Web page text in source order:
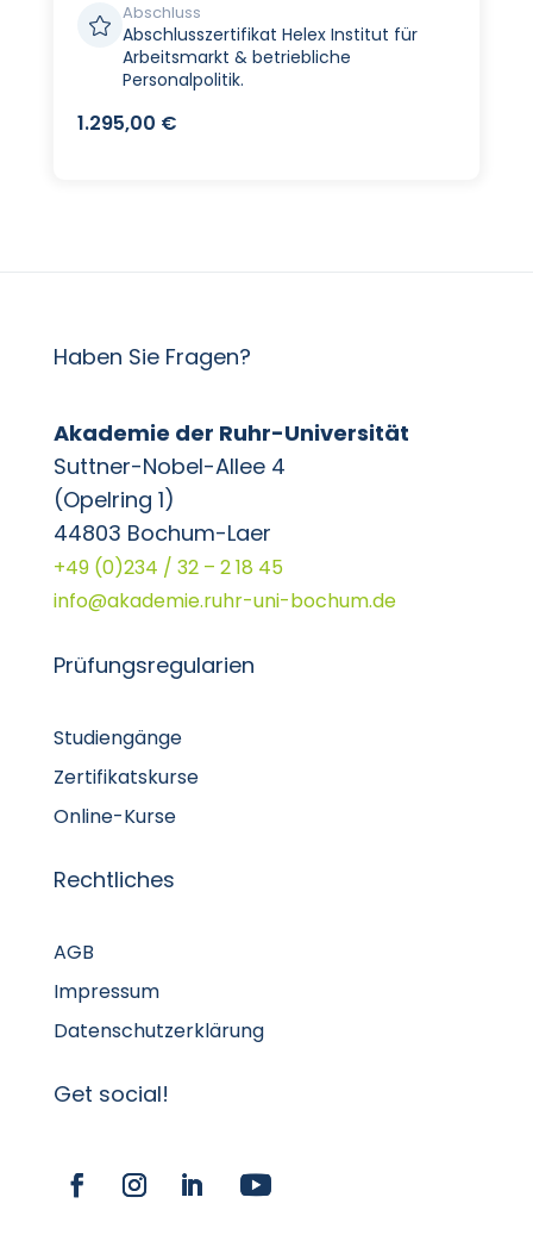

Abschluss
Abschlusszertifikat Helex Institut für
Arbeitsmarkt & betriebliche
Personalpolitik.
1.295,00 €
Haben Sie Fragen?
Akademie der Ruhr-Universität
Suttner-Nobel-Allee 4
(Opelring 1)
44803 Bochum-Laer
+49 (0)234 / 32 – 2 18 45
info@akademie.ruhr-uni-bochum.de
Prüfungsregularien
Studiengänge
Zertifikatskurse
Online-Kurse
Rechtliches
AGB
Impressum
Datenschutzerklärung
Get social!